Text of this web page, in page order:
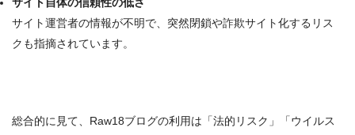
サイト運営者の情報が不明で、 突然閉鎖や詐欺サイト化するリス
ク も指摘されています。
総合的に見て、 Raw18ブログの利用は「法的リスク」「ウイルス